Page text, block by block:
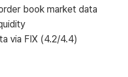
book market data
via FIX (4.2/4.4)